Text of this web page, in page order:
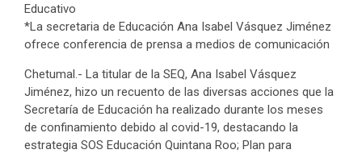
Educativo
*La secretaria de Educación Ana Isabel Vásquez Jiménez
ofrece conferencia de prensa a medios de comunicación
Chetumal.- La titular de la SEQ, Ana Isabel Vásquez
Jiménez, hizo un recuento de las diversas acciones que la
Secretaría de Educación ha realizado durante los meses
de confinamiento debido al covid-19, destacando la
estrategia SOS Educación Quintana Roo; Plan para